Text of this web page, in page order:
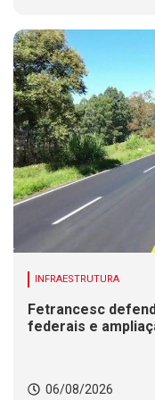
INFRAESTRUTURA
Fetrancesc
federais e
06/08/2026